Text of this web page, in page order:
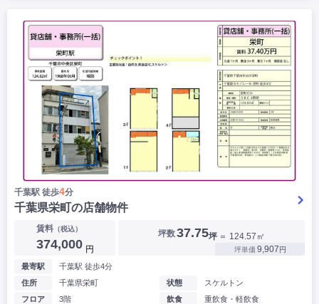
千葉駅 徒歩4分
千葉県栄町の店舗物件
賃料（税込）
374,000 円
坪数37.75坪 ＝ 124.57㎡
坪単価 9,907円
最寄駅
千葉駅 徒歩4分
住所
千葉県栄町
フロア
3階
状態
スケルトン
飲食
重飲食・軽飲食